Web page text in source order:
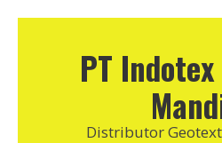
PT
Distributor